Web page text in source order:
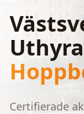
Certifierade